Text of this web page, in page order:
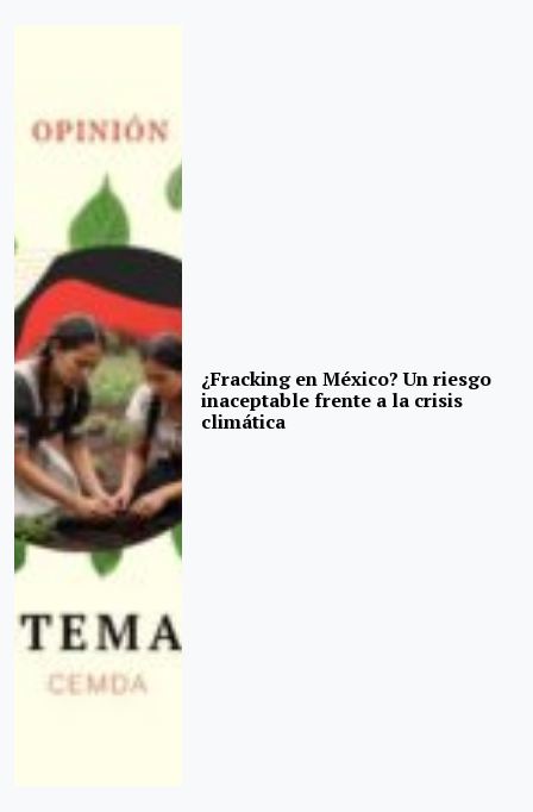
¿Fracking en México? Un riesgo
inaceptable frente a la crisis
climática